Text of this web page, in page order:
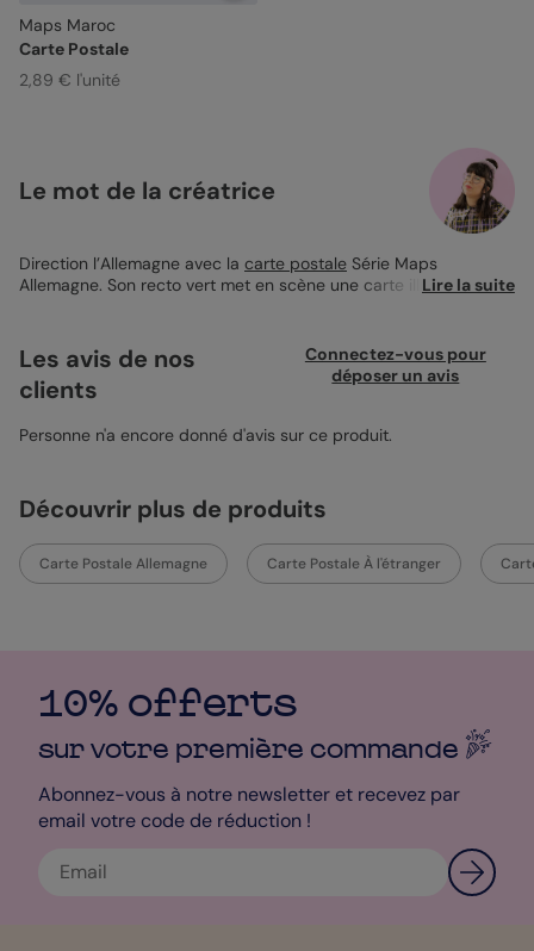
Maps Maroc
Carte Postale
2,89 € l'unité
Le mot de la créatrice
Direction l’Allemagne avec la carte postale Série Maps
Allemagne. Son recto vert met en scène une carte illustrée du
ce modèle vous laisse toute liberté pour ajouter vos mots doux.
Imprimée sur un papier haut de gamme, elle s'accompagne
idéalement d'une enveloppe vert impérial assortie.
Lire la suite
Les avis de nos
clients
Connectez-vous pour
déposer un avis
Personne n'a encore donné d'avis sur ce produit.
Découvrir plus de produits
Carte Postale Allemagne Carte Postale À l'étranger
10% offerts
sur votre première commande
Abonnez-vous à notre newsletter et recevez par
email votre code de réduction !